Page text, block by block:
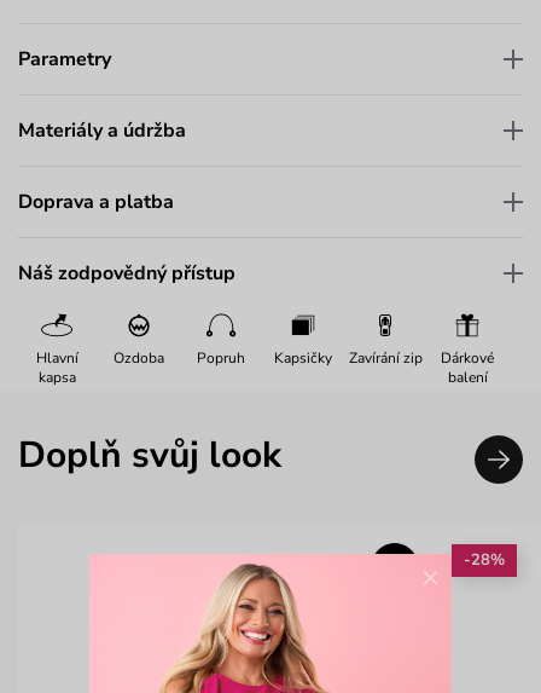
Parametry
Materiály a údržba
Doprava a platba
Náš zodpovědný přístup
Hlavní
kapsa
Ozdoba Popruh Kapsičky Zavírání zip
Dárkové
balení
Doplň svůj look
-28%
×